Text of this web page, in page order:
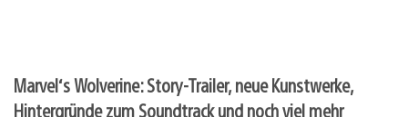
Marvel‘s Wolverine: Story-Trailer, neue Kunstwerke,
Hintergründe zum Soundtrack und noch viel mehr